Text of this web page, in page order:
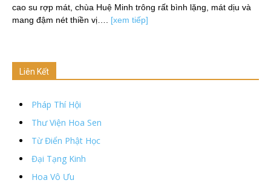
cao su rợp mát, chùa Huệ Minh trông rất bình lặng, mát dịu và
mang đậm nét thiền vị…. [xem tiếp]
Liên Kết
Pháp Thí Hội
Thư Viện Hoa Sen
Từ Điển Phật Học
Đại Tạng Kinh
Hoa Vô Ưu